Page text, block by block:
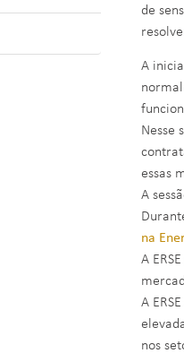
de
A
Nesse
essas
A
na
A
A
nos